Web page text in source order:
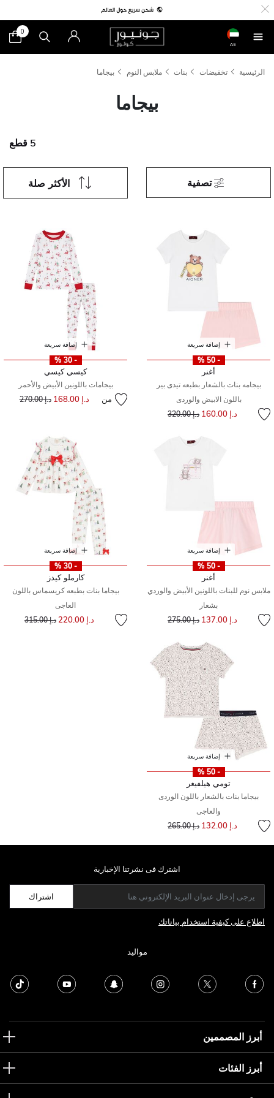
AE
0
الرئيسية تخفيضات بنات ملابس النوم بيجاما
بيجاما
5 قطع
الأكثر صلة تصفية
إضافة سريعة
- 50 %
أغنر
بيجامه بنات بالشعار بطبعه تيدى بير
باللون الابيض والوردى
د.إ 160.00 سعر مخفض مند.إ 320.00
إضافة سريعة
- 30 %
كيسي كيسي
بيجامات باللونين الأبيض والأحمر
من د.إ 168.00 سعر مخفض من
د.إ 270.00 إلى
إضافة سريعة
- 50 %
أغنر
ملابس نوم للبنات باللونين الأبيض والوردي
بشعار
د.إ 137.00 سعر مخفض مند.إ 275.00
إضافة سريعة
- 30 %
كارملو كيدز
بيجاما بنات بطبعه كريسماس باللون
العاجى
د.إ 220.00 سعر مخفض من
د.إ 315.00 إلى
إضافة سريعة
- 50 %
تومي هيلفيغر
بيجاما بنات بالشعار باللون الوردى
والعاجى
د.إ 132.00 سعر مخفض مند.إ 265.00
اشترك فى نشرتنا الإخبارية
اشتراك
اطلاع على كيفية استخدام بياناتك
مواليد
أبرز المصممين
أبرز الفئات